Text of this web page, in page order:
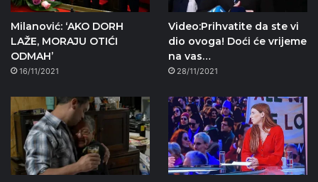
Milanović: ‘AKO DORH
LAŽE, MORAJU OTIĆI
ODMAH’
16/11/2021
Video:Prihvatite da ste vi
dio ovoga! Doći će vrijeme
na vas…
28/11/2021